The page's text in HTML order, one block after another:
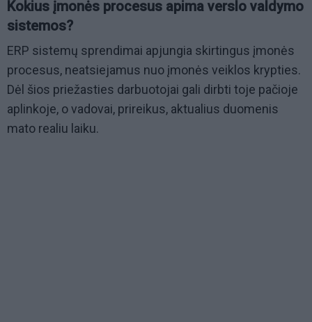
Kokius įmonės procesus apima verslo valdymo
sistemos?
ERP sistemų sprendimai apjungia skirtingus įmonės
procesus, neatsiejamus nuo įmonės veiklos krypties.
Dėl šios priežasties darbuotojai gali dirbti toje pačioje
aplinkoje, o vadovai, prireikus, aktualius duomenis
mato realiu laiku.